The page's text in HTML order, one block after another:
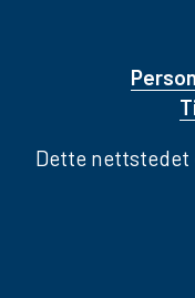
Dette nettstedet